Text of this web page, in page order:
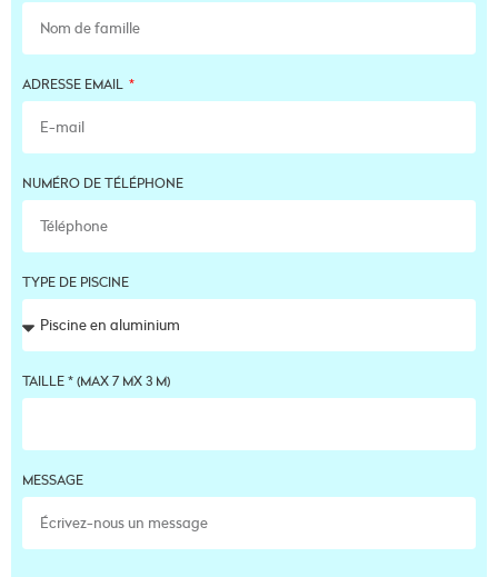
ADRESSE EMAIL
NUMÉRO DE TÉLÉPHONE
TYPE DE PISCINE
TAILLE * (MAX 7 MX 3 M)
MESSAGE